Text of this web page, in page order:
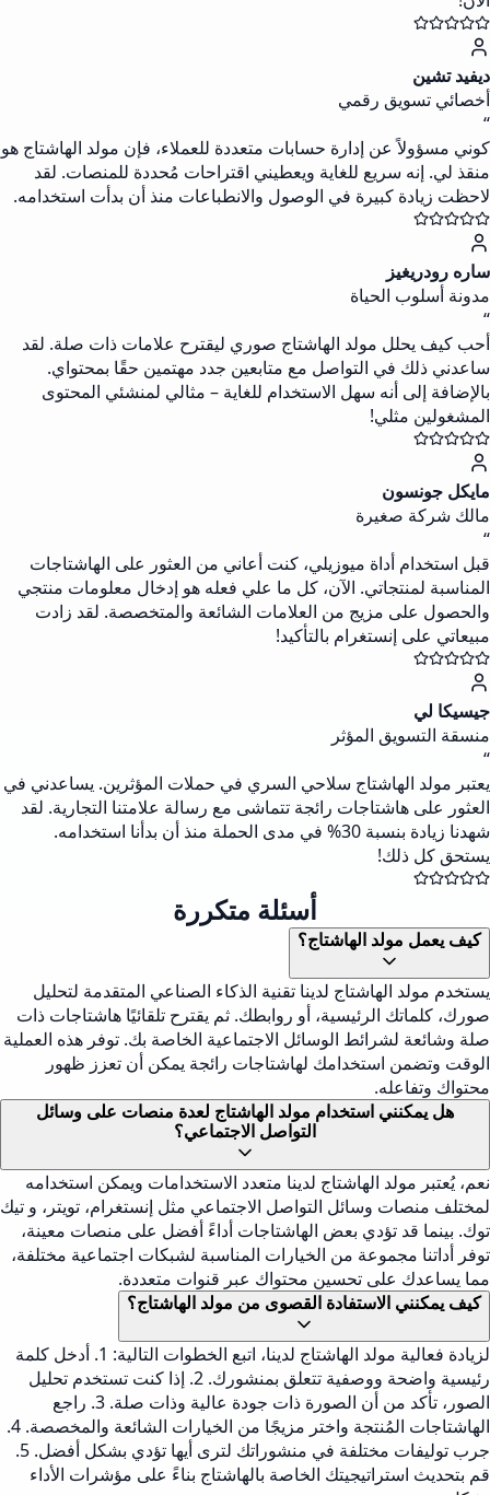
ديفيد تشين
أخصائي تسويق رقمي
“
كوني مسؤولاً عن إدارة حسابات متعددة للعملاء، فإن مولد الهاشتاج هو
منقذ لي. إنه سريع للغاية ويعطيني اقتراحات مُحددة للمنصات. لقد
لاحظت زيادة كبيرة في الوصول والانطباعات منذ أن بدأت استخدامه.
ساره رودريغيز
مدونة أسلوب الحياة
“
أحب كيف يحلل مولد الهاشتاج صوري ليقترح علامات ذات صلة. لقد
ساعدني ذلك في التواصل مع متابعين جدد مهتمين حقًا بمحتواي.
بالإضافة إلى أنه سهل الاستخدام للغاية – مثالي لمنشئي المحتوى
المشغولين مثلي!
مايكل جونسون
مالك شركة صغيرة
“
قبل استخدام أداة ميوزيلي، كنت أعاني من العثور على الهاشتاجات
المناسبة لمنتجاتي. الآن، كل ما علي فعله هو إدخال معلومات منتجي
والحصول على مزيج من العلامات الشائعة والمتخصصة. لقد زادت
مبيعاتي على إنستغرام بالتأكيد!
جيسيكا لي
منسقة التسويق المؤثر
“
يعتبر مولد الهاشتاج سلاحي السري في حملات المؤثرين. يساعدني في
العثور على هاشتاجات رائجة تتماشى مع رسالة علامتنا التجارية. لقد
شهدنا زيادة بنسبة 30% في مدى الحملة منذ أن بدأنا استخدامه.
يستحق كل ذلك!
أسئلة متكررة
كيف يعمل مولد الهاشتاج؟
يستخدم مولد الهاشتاج لدينا تقنية الذكاء الصناعي المتقدمة لتحليل
صورك، كلماتك الرئيسية، أو روابطك. ثم يقترح تلقائيًا هاشتاجات ذات
صلة وشائعة لشرائط الوسائل الاجتماعية الخاصة بك. توفر هذه العملية
الوقت وتضمن استخدامك لهاشتاجات رائجة يمكن أن تعزز ظهور
محتواك وتفاعله.
هل يمكنني استخدام مولد الهاشتاج لعدة منصات على وسائل
التواصل الاجتماعي؟
نعم، يُعتبر مولد الهاشتاج لدينا متعدد الاستخدامات ويمكن استخدامه
لمختلف منصات وسائل التواصل الاجتماعي مثل إنستغرام، تويتر، و تيك
توك. بينما قد تؤدي بعض الهاشتاجات أداءً أفضل على منصات معينة،
توفر أداتنا مجموعة من الخيارات المناسبة لشبكات اجتماعية مختلفة،
مما يساعدك على تحسين محتواك عبر قنوات متعددة.
كيف يمكنني الاستفادة القصوى من مولد الهاشتاج؟
لزيادة فعالية مولد الهاشتاج لدينا، اتبع الخطوات التالية: 1. أدخل كلمة
رئيسية واضحة ووصفية تتعلق بمنشورك. 2. إذا كنت تستخدم تحليل
الصور، تأكد من أن الصورة ذات جودة عالية وذات صلة. 3. راجع
الهاشتاجات المُنتجة واختر مزيجًا من الخيارات الشائعة والمخصصة. 4.
جرب توليفات مختلفة في منشوراتك لترى أيها تؤدي بشكل أفضل. 5.
قم بتحديث استراتيجيتك الخاصة بالهاشتاج بناءً على مؤشرات الأداء